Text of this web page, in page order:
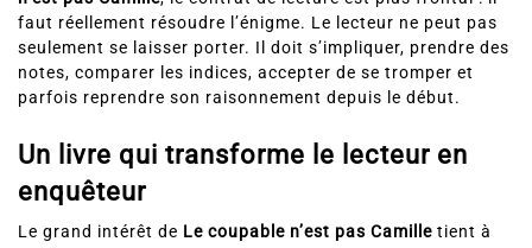
faut réellement résoudre l’énigme. Le lecteur ne peut pas
seulement se laisser porter. Il doit s’impliquer, prendre des
notes, comparer les indices, accepter de se tromper et
parfois reprendre son raisonnement depuis le début.
Un livre qui transforme le lecteur en
enquêteur
Le grand intérêt de Le coupable n’est pas Camille tient à